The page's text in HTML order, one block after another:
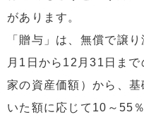
があります。
「贈与」は、無償で譲
月1日から12月31日ま
家の資産価額）から、
いた額に応じて10～55